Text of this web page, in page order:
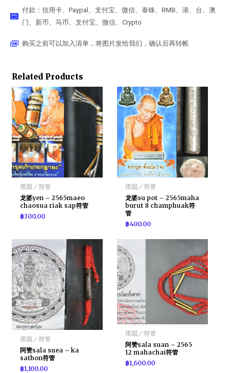
付款：信用卡、Paypal、支付宝、微信、泰铢、RMB、港、台、澳
门、新币、马币、支付宝、微信、Crypto
购买之前可以加入清单，将图片发给我们，确认后再转帐
Related Products
塔固／符管
龙婆yen – 2565maeo
chaosua riak sap符管
฿300.00
塔固／符管
龙婆su pot – 2565maha
burut 8 champhuak符
管
฿400.00
塔固／符管
阿赞sala suea – ka
sathon符管
฿1,100.00
塔固／符管
阿赞sala suan – 2565
12 mahachai符管
฿1,600.00